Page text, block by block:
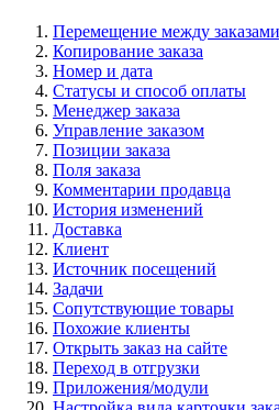
Перемещение между заказами
Копирование заказа
Номер и дата
Статусы и способ оплаты
Менеджер заказа
Управление заказом
Позиции заказа
Поля заказа
Комментарии продавца
История изменений
Доставка
Клиент
Источник посещений
Задачи
Сопутствующие товары
Похожие клиенты
Открыть заказ на сайте
Переход в отгрузки
Приложения/модули